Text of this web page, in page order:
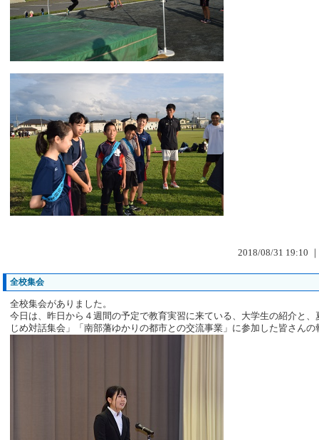
2018/08/31 19:10
全校集会
全校集会がありました。
今日は、昨日から４週間の予定で教育実習に来ている、大学生の紹介と
じめ対話集会」「南部藩ゆかりの都市との交流事業」に参加した皆さんの